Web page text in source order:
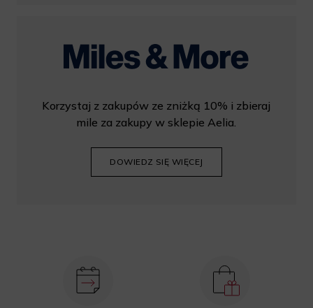
Korzystaj z zakupów ze zniżką 10% i zbieraj
mile za zakupy w sklepie Aelia.
DOWIEDZ SIĘ WIĘCEJ